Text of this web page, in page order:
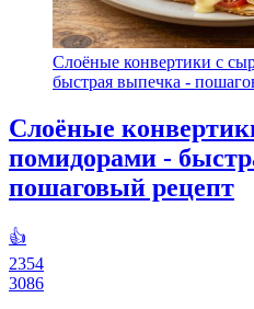
Слоёные конвертики с
быстрая выпечка -
Слоёные
помидорами -
пошаговый рецепт
👍
2354
3086